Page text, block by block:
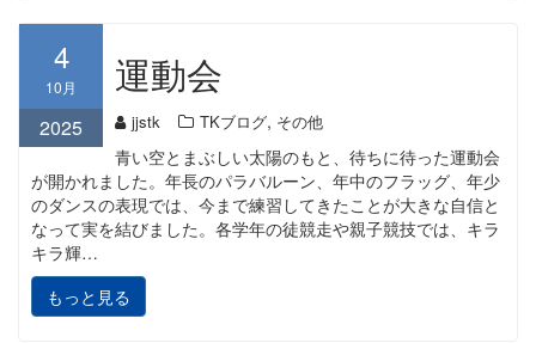
4
10月
2025
運動会
jjstk TKブログ, その他
青い空とまぶしい太陽のもと、待ちに待った運動会
が開かれました。年長のパラバルーン、年中のフラッグ、年少
のダンスの表現では、今まで練習してきたことが大きな自信と
なって実を結びました。各学年の徒競走や親子競技では、キラ
キラ輝…
もっと見る